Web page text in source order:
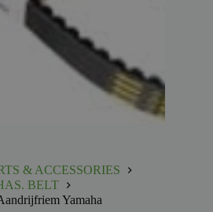
& ACCESSORIES
BELT
Yamaha